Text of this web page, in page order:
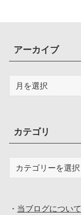
アーカイブ
ブカテゴリ
・ 当ブログについて